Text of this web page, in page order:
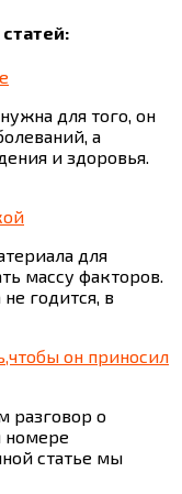
для того, он
а
и здоровья.
для
массу факторов.
годится, в
он приносил
разговор о
номере
статье мы